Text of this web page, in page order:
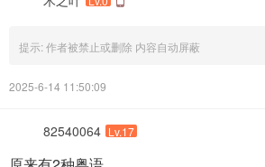
1.禁止分享以及轉到其它網站或視頻網
3.禁止封裝後當是自身合成放出
責聲 明>>
●下載鏈接僅供網路測試，無任何販售
提示: 作者被禁止或删除 内容自动屏蔽
2025-6-14 11:50:09
82540064 Lv.17